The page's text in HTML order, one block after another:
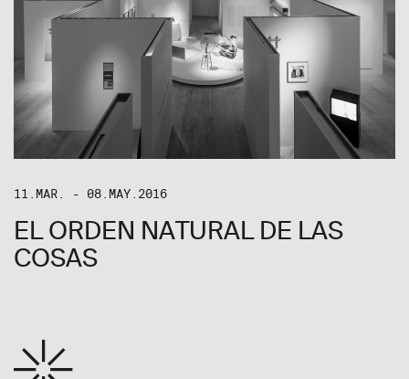
11.MAR. - 08.MAY.2016
EL ORDEN NATURAL DE LAS
COSAS